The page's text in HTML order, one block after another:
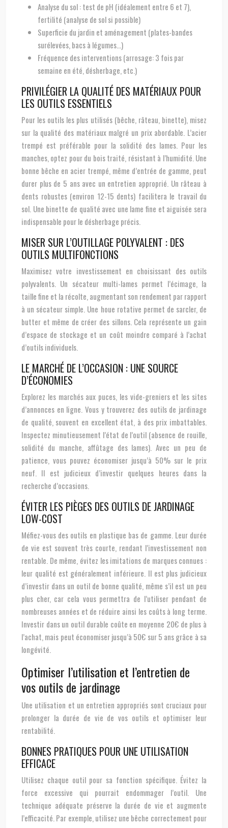
Analyse du sol : test de pH (idéalement entre 6 et 7),
fertilité (analyse de sol si possible)
Superficie du jardin et aménagement (plates-bandes
surélevées, bacs à légumes…)
Fréquence des interventions (arrosage: 3 fois par
semaine en été, désherbage, etc.)
PRIVILÉGIER LA QUALITÉ DES MATÉRIAUX POUR
LES OUTILS ESSENTIELS
Pour les outils les plus utilisés (bêche, râteau, binette), misez
sur la qualité des matériaux malgré un prix abordable. L’acier
trempé est préférable pour la solidité des lames. Pour les
manches, optez pour du bois traité, résistant à l’humidité. Une
bonne bêche en acier trempé, même d’entrée de gamme, peut
durer plus de 5 ans avec un entretien approprié. Un râteau à
dents robustes (environ 12-15 dents) facilitera le travail du
sol. Une binette de qualité avec une lame fine et aiguisée sera
indispensable pour le désherbage précis.
MISER SUR L’OUTILLAGE POLYVALENT : DES
OUTILS MULTIFONCTIONS
Maximisez votre investissement en choisissant des outils
polyvalents. Un sécateur multi-lames permet l’écimage, la
taille fine et la récolte, augmentant son rendement par rapport
à un sécateur simple. Une houe rotative permet de sarcler, de
butter et même de créer des sillons. Cela représente un gain
d’espace de stockage et un coût moindre comparé à l’achat
d’outils individuels.
LE MARCHÉ DE L’OCCASION : UNE SOURCE
D’ÉCONOMIES
Explorez les marchés aux puces, les vide-greniers et les sites
d’annonces en ligne. Vous y trouverez des outils de jardinage
de qualité, souvent en excellent état, à des prix imbattables.
Inspectez minutieusement l’état de l’outil (absence de rouille,
solidité du manche, affûtage des lames). Avec un peu de
patience, vous pouvez économiser jusqu’à 50% sur le prix
neuf. Il est judicieux d’investir quelques heures dans la
recherche d’occasions.
ÉVITER LES PIÈGES DES OUTILS DE JARDINAGE
LOW-COST
Méfiez-vous des outils en plastique bas de gamme. Leur durée
de vie est souvent très courte, rendant l’investissement non
rentable. De même, évitez les imitations de marques connues :
leur qualité est généralement inférieure. Il est plus judicieux
d’investir dans un outil de bonne qualité, même s’il est un peu
plus cher, car cela vous permettra de l’utiliser pendant de
nombreuses années et de réduire ainsi les coûts à long terme.
Investir dans un outil durable coûte en moyenne 20€ de plus à
l’achat, mais peut économiser jusqu’à 50€ sur 5 ans grâce à sa
longévité.
Optimiser l’utilisation et l’entretien de
vos outils de jardinage
Une utilisation et un entretien appropriés sont cruciaux pour
prolonger la durée de vie de vos outils et optimiser leur
rentabilité.
BONNES PRATIQUES POUR UNE UTILISATION
EFFICACE
Utilisez chaque outil pour sa fonction spécifique. Évitez la
force excessive qui pourrait endommager l’outil. Une
technique adéquate préserve la durée de vie et augmente
l’efficacité. Par exemple, utilisez une bêche correctement pour